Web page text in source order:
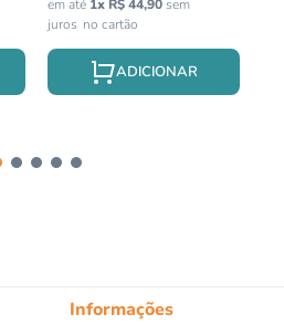
em até 1x R$44,90sem
juros
Informações